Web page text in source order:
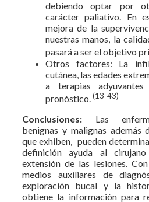
debiendo optar por
carácter paliativo. En
mejora de la
nuestras manos, la
pasará a ser el objetivo
Otros factores: La
cutánea, las edades
a terapias
pronóstico.(13-43)
Conclusiones: Las
benignas y malignas
que exhiben, pueden
definición ayuda al
extensión de las lesiones.
medios auxiliares de
exploración bucal y la
obtiene la información para